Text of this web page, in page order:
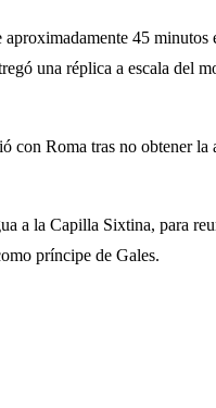
45
una réplica a escala del
Roma tras no obtener
la Capilla Sixtina, para
príncipe de Gales.